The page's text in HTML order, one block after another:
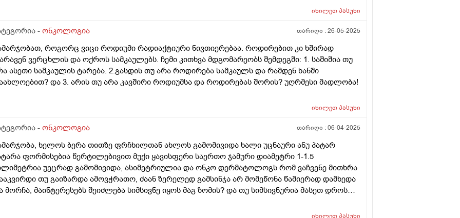
იხილეთპასუხი
- ონკოლოგია თარიღი :26-05-2025
როგორც ვიცი როდიუმი რადიაქტიური ნივთიერებაა. როდირებით კი ხშირად
ვერცხლის და ოქროს სამკაულებს. ჩემი კითხვა მდგომარეობს შემდეგში: 1. საშიშია თუ
ასეთი სამკაულის ტარება. 2.გასდის თუ არა როდირება სამკაულს და რამდენ ხანში
და 3. არის თუ არა კავშირი როდიუმსა და როდირებას შორის? უღრმესი მადლობა!
იხილეთპასუხი
- ონკოლოგია თარიღი :06-04-2025
ხელოს ბერა თითზე ფრჩხილთან ახლოს გამომივიდა ხალი უცნაური ანუ პატარ
ფორმისებია წერტილებივით მუქი ყავისფერი საერთო ჯამური დიამეტრი 1-1.5
უეცრად გამომივიდა, ასიმეტრიულია და ონკო დერმატოლოგს რომ ვაჩვენე მითხრა
თუ გაიზარდა ამოვჭრათო, ძაან ზერელედ გამსინჯა არ მომეწონა წამიერად დამხედა
მორჩა, მაინტერესებს შეიძლება სიმსივნე იყოს მაგ ზომის? და თუ სიმსივნურია მასეთ დროს
იხილეთპასუხი